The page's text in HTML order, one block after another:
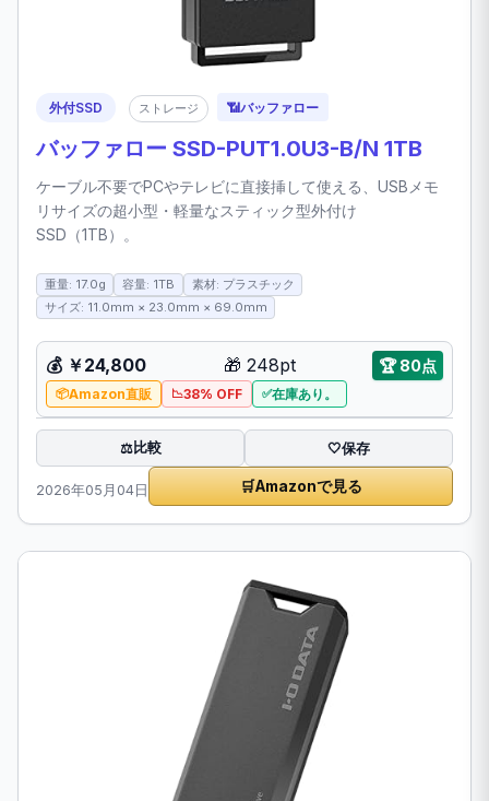
外付SSD ストレージ 📶バッファロー
バッファロー SSD-PUT1.0U3-B/N 1TB
ケーブル不要でPCやテレビに直接挿して使える、USBメモ
リサイズの超小型・軽量なスティック型外付け
SSD（1TB）。
重量: 17.0g 容量: 1TB
素材: プラスチック
サイズ: 11.0mm × 23.0mm × 69.0mm
💰 ￥24,800 🎁 248pt 🏆80点
Amazon直販 38% OFF 在庫あり。
⚖️比較 🤍保存
2026年05月04日 🛒Amazonで見る